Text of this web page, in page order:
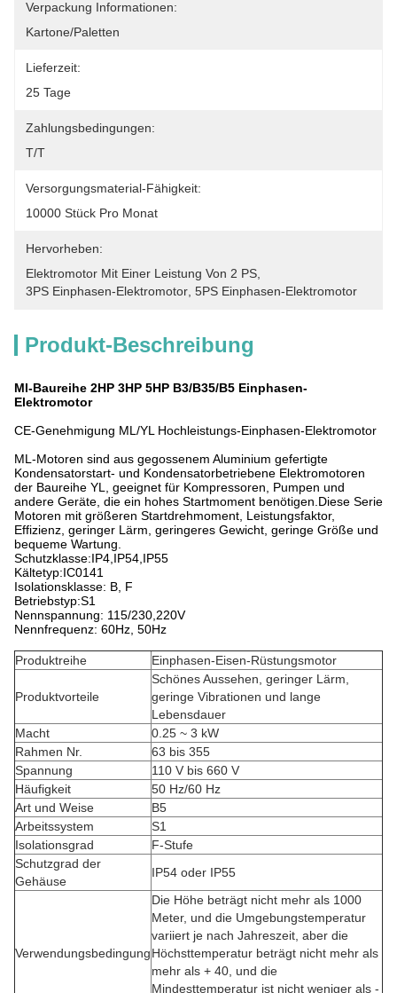
Verpackung Informationen:
Kartone/Paletten
Lieferzeit:
25 Tage
Zahlungsbedingungen:
T/T
Versorgungsmaterial-Fähigkeit:
10000 Stück Pro Monat
Hervorheben:
Elektromotor Mit Einer Leistung Von 2 PS
3PS Einphasen-Elektromotor 5PS Einphasen-Elektromotor
Produkt-Beschreibung
Ml-Baureihe 2HP 3HP 5HP B3/B35/B5 Einphasen-
Elektromotor
CE-Genehmigung ML/YL Hochleistungs-Einphasen-Elektromotor
ML-Motoren sind aus gegossenem Aluminium gefertigte
Kondensatorstart- und Kondensatorbetriebene Elektromotoren
der Baureihe YL, geeignet für Kompressoren, Pumpen und
andere Geräte, die ein hohes Startmoment benötigen.Diese Serie
Motoren mit größeren Startdrehmoment, Leistungsfaktor,
Effizienz, geringer Lärm, geringeres Gewicht, geringe Größe und
bequeme Wartung.
Schutzklasse:IP4,IP54,IP55
Kältetyp:IC0141
Isolationsklasse: B, F
Betriebstyp:S1
Nennspannung: 115/230,220V
Nennfrequenz: 60Hz, 50Hz
Produktreihe Einphasen-Eisen-Rüstungsmotor
Produktvorteile
Schönes Aussehen, geringer Lärm,
geringe Vibrationen und lange
Lebensdauer
Macht
0.25 ~ 3 kW
Rahmen Nr.
63 bis 355
Spannung
110 V bis 660 V
Häufigkeit
50 Hz/60 Hz
Art und Weise
B5
Arbeitssystem
S1
Isolationsgrad
F-Stufe
Schutzgrad der
Gehäuse
IP54 oder IP55
Verwendungsbedingung
Die Höhe beträgt nicht mehr als 1000
Meter, und die Umgebungstemperatur
variiert je nach Jahreszeit, aber die
Höchsttemperatur beträgt nicht mehr als
mehr als + 40, und die
Mindesttemperatur ist nicht weniger als -